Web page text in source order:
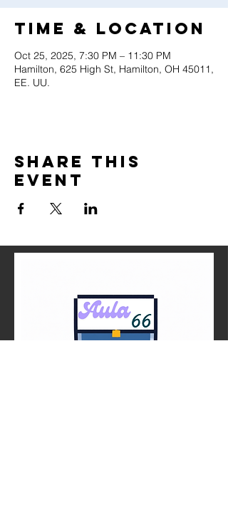
Time & Location
Oct 25, 2025, 7:30 PM – 11:30 PM
Hamilton, 625 High St, Hamilton, OH 45011,
EE. UU.
Share this
event